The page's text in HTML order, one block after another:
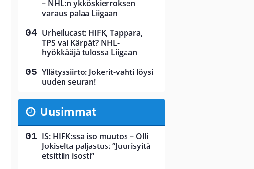
– NHL:n ykköskierroksen
varaus palaa Liigaan
Urheilucast: HIFK, Tappara,
TPS vai Kärpät? NHL-
hyökkääjä tulossa Liigaan
Yllätyssiirto: Jokerit-vahti löysi
uuden seuran!
Uusimmat
IS: HIFK:ssa iso muutos – Olli
Jokiselta paljastus: ”Juurisyitä
etsittiin isosti”